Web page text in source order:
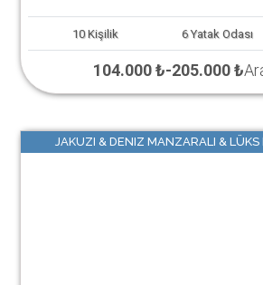
10 Kişilik 6 Yatak Odası
104.000 ₺-205.000 ₺
JAKUZI & DENIZ MANZARALI & LÜKS